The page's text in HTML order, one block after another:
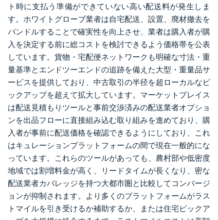
ト時に支払う準備ができていない高い配送料が発生しま
す。ホワイトグローブ業者は自宅配送、設置、廃材撤去を
バンドルすることで確実性を向上させ、業者は購入者が購
入を決定する前に総コストを検討できるよう価格帯を公表
しています。貨物・宅配便ネットワークも明確な寸法・重
量基準とエンドツーエンドの追跡を備えた大型・重量品サ
ービスを提供しており、中古取引の半径を超ローカルなピ
ックアップを超えて拡大しています。マーケットプレイス
は配送見積もりツールと事前交渉済みの配送業者オプショ
ンを出品フローに直接組み込む取り組みを進めており、購
入者が事前に配送価格を確認できるようにしており、これ
はキュレーションプラットフォームの間で現在一般的にな
っています。これらのツールがあっても、農村部や低密度
地域では割増料金が高く、リードタイムが長くなり、密な
配送業者カバレッジを持つ大都市圏と比較してコンバージ
ョンが抑制されます。より多くのプラットフォームがラス
トマイルを引き受けるか補助するか、または住宅ピックア